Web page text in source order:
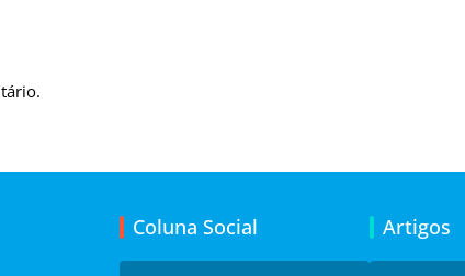
Coluna Social Artigos